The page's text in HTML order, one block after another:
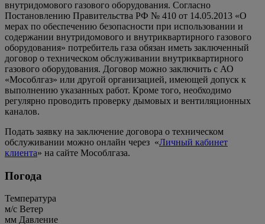
внутридомового газового оборудования. Согласно
Постановлению Правительства РФ № 410 от 14.05.2013 «О
мерах по обеспечению безопасности при использовании и
содержании внутридомового и внутриквартирного газового
оборудования» потребитель газа обязан иметь заключенный
договор о техническом обслуживании внутриквартирного
газового оборудования. Договор можно заключить с АО
«Мособлгаз» или другой организацией, имеющей допуск к
выполнению указанных работ. Кроме того, необходимо
регулярно проводить проверку дымовых и вентиляционных
каналов.
Подать заявку на заключение договора о техническом
обслуживании можно онлайн через «Личный кабинет
клиента» на сайте Мособлгаза.
Погода
Температура
м/c Ветер
мм Давление